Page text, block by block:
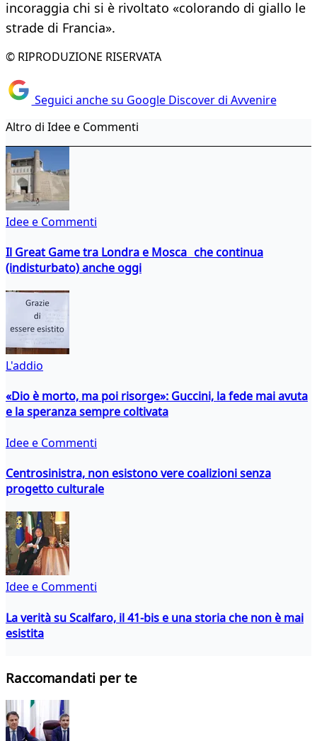
incoraggia chi si è rivoltato «colorando di giallo le
strade di Francia».
© RIPRODUZIONE RISERVATA
Seguici anche su Google Discover di Avvenire
Altro di Idee e Commenti
Idee e Commenti
Il Great Game tra Londra e Mosca che continua
(indisturbato) anche oggi
L'addio
«Dio è morto, ma poi risorge»: Guccini, la fede mai avuta
e la speranza sempre coltivata
Idee e Commenti
Centrosinistra, non esistono vere coalizioni senza
progetto culturale
Idee e Commenti
La verità su Scalfaro, il 41-bis e una storia che non è mai
esistita
Raccomandati per te